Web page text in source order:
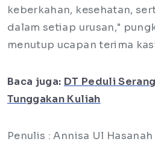
keberkahan, kesehatan,
dalam setiap urusan,"
menutup ucapan terima
Baca juga: DT Peduli
Tunggakan Kuliah
Penulis : Annisa Ul Hasanah